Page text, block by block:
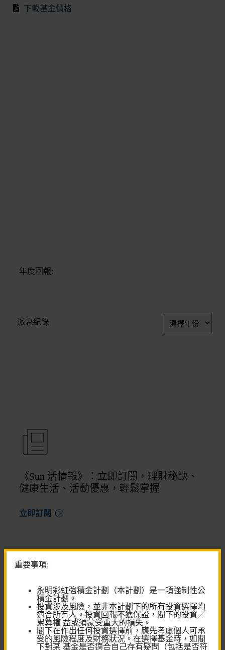
下載基金價格
年度回報:
派息紀錄
重要事項:
永明彩虹強積金計劃（本計劃）是一項強制性公
積金計劃。
投資涉及風險，並非本計劃下的所有投資選擇均
適合所有人。投資回報不獲保證，閣下的投資╱
累算權 益或須蒙受重大的損失。
閣下在作出任何投資選擇前，應先考慮個人可承
受的風險程度及財務狀況。在選擇基金時，如閣
下對某 基金是否適合自己存有疑問（包括是否符
《Sun 活情報》：立即訂閱，理財秘訣、
健康生活、活動優惠，輕鬆掌握
立即訂閱
尋求更多 退休金服務?
與我們的強積金顧問對話
預約客戶服務中心服務